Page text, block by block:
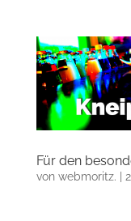
Für den
von webmoritz.